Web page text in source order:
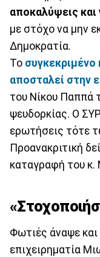
αποκαλύψεις και
με στόχο να μην
Δημοκρατία.
Το συγκεκριμένο
αποσταλεί στην
του Νίκου Παππά
ψευδορκίας. Ο
ερωτήσεις τότε
Προανακριτική
καταγραφή του κ.
Φωτιές άναψε
επιχειρηματία